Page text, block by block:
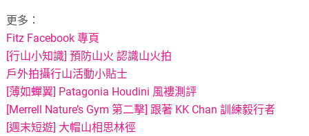
更多：
Fitz Facebook 專頁
[行山小知識] 預防山火 認識山火拍
戶外拍攝行山活動小貼士
[薄如蟬翼] Patagonia Houdini 風褸測評
[Merrell Nature’s Gym 第二擊] 跟著 KK Chan 訓練毅行者
[週末短遊] 大帽山相思林徑